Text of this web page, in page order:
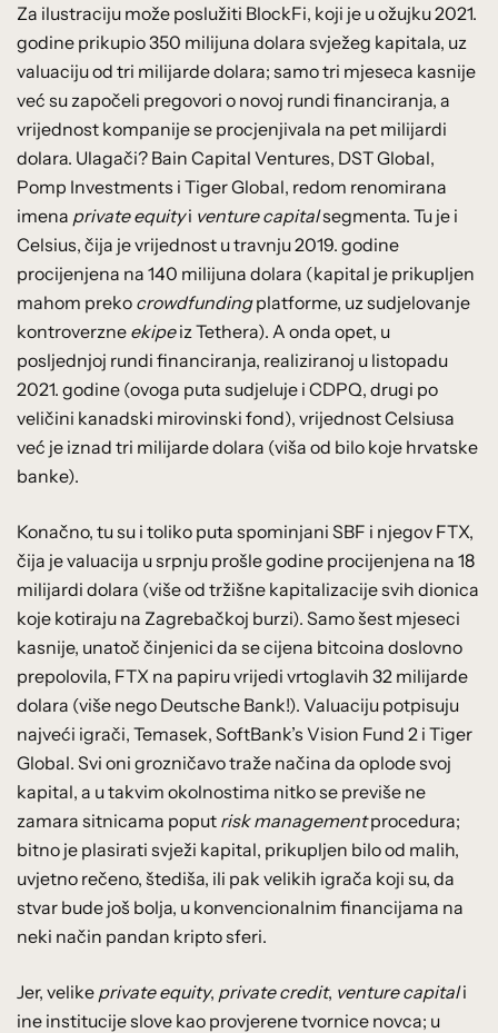
Za ilustraciju može poslužiti BlockFi, koji je u ožujku 2021.
godine prikupio 350 milijuna dolara svježeg kapitala, uz
valuaciju od tri milijarde dolara; samo tri mjeseca kasnije
već su započeli pregovori o novoj rundi financiranja, a
vrijednost kompanije se procjenjivala na pet milijardi
dolara. Ulagači? Bain Capital Ventures, DST Global,
Pomp Investments i Tiger Global, redom renomirana
imena private equityi venture capitalsegmenta. Tu je i
Celsius, čija je vrijednost u travnju 2019. godine
procijenjena na 140 milijuna dolara (kapital je prikupljen
mahom preko crowdfundingplatforme, uz sudjelovanje
kontroverzne ekipeiz Tethera). A onda opet, u
posljednjoj rundi financiranja, realiziranoj u listopadu
2021. godine (ovoga puta sudjeluje i CDPQ, drugi po
veličini kanadski mirovinski fond), vrijednost Celsiusa
već je iznad tri milijarde dolara (viša od bilo koje hrvatske
banke).
Konačno, tu su i toliko puta spominjani SBF i njegov FTX,
čija je valuacija u srpnju prošle godine procijenjena na 18
milijardi dolara (više od tržišne kapitalizacije svih dionica
koje kotiraju na Zagrebačkoj burzi). Samo šest mjeseci
kasnije, unatoč činjenici da se cijena bitcoina doslovno
prepolovila, FTX na papiru vrijedi vrtoglavih 32 milijarde
dolara (više nego Deutsche Bank!). Valuaciju potpisuju
najveći igrači, Temasek, SoftBank’s Vision Fund 2 i Tiger
Global. Svi oni grozničavo traže načina da oplode svoj
kapital, a u takvim okolnostima nitko se previše ne
zamara sitnicama poput risk managementprocedura;
bitno je plasirati svježi kapital, prikupljen bilo od malih,
uvjetno rečeno, štediša, ili pak velikih igrača koji su, da
stvar bude još bolja, u konvencionalnim financijama na
neki način pandan kripto sferi.
Jer, velike private equity, private credit, venture capitali
ine institucije slove kao provjerene tvornice novca; u